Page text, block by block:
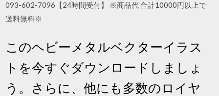
093-602-7096【24時間受付】 ※商品代 合計10000円以上で
送料無料※
このヘビーメタルベクターイラス
トを今すぐダウンロードしましょ
う。さらに、他にも多数のロイヤ